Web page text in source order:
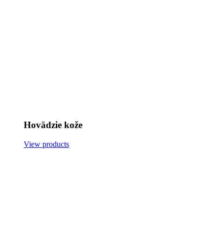
Hovädzie kože
View products